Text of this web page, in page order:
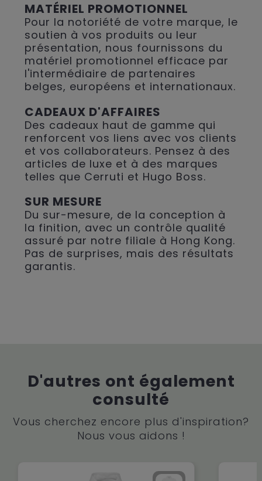
MATÉRIEL PROMOTIONNEL
Pour la notoriété de votre marque, le
soutien à vos produits ou leur
présentation, nous fournissons du
matériel promotionnel efficace par
l'intermédiaire de partenaires
belges, européens et internationaux.
CADEAUX D'AFFAIRES
Des cadeaux haut de gamme qui
renforcent vos liens avec vos clients
et vos collaborateurs. Pensez à des
articles de luxe et à des marques
telles que Cerruti et Hugo Boss.
SUR MESURE
Du sur-mesure, de la conception à
la finition, avec un contrôle qualité
assuré par notre filiale à Hong Kong.
Pas de surprises, mais des résultats
garantis.
D'autres ont également
consulté
Vous cherchez encore plus d'inspiration?
Nous vous aidons !